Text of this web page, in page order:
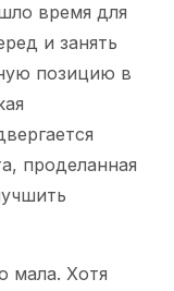
время для
и занять
позицию в
проделанная
мала. Хотя